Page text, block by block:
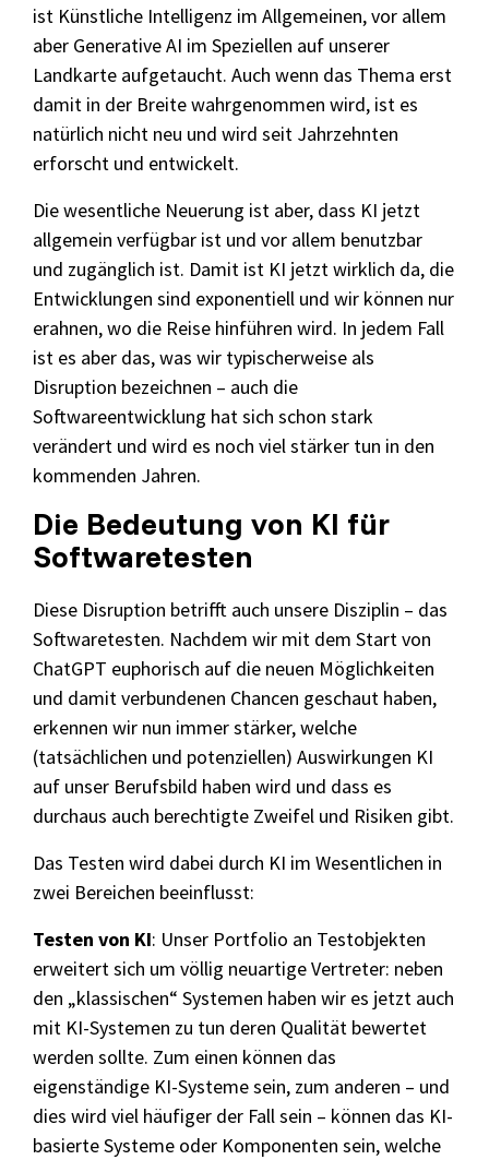
ist Künstliche Intelligenz im Allgemeinen, vor allem
aber Generative AI im Speziellen auf unserer
Landkarte aufgetaucht. Auch wenn das Thema erst
damit in der Breite wahrgenommen wird, ist es
natürlich nicht neu und wird seit Jahrzehnten
erforscht und entwickelt.
Die wesentliche Neuerung ist aber, dass KI jetzt
allgemein verfügbar ist und vor allem benutzbar
und zugänglich ist. Damit ist KI jetzt wirklich da, die
Entwicklungen sind exponentiell und wir können nur
erahnen, wo die Reise hinführen wird. In jedem Fall
ist es aber das, was wir typischerweise als
Disruption bezeichnen – auch die
Softwareentwicklung hat sich schon stark
verändert und wird es noch viel stärker tun in den
kommenden Jahren.
Die Bedeutung von KI für
Softwaretesten
Diese Disruption betrifft auch unsere Disziplin – das
Softwaretesten. Nachdem wir mit dem Start von
ChatGPT euphorisch auf die neuen Möglichkeiten
und damit verbundenen Chancen geschaut haben,
erkennen wir nun immer stärker, welche
(tatsächlichen und potenziellen) Auswirkungen KI
auf unser Berufsbild haben wird und dass es
durchaus auch berechtigte Zweifel und Risiken gibt.
Das Testen wird dabei durch KI im Wesentlichen in
zwei Bereichen beeinflusst:
Testen von KI: Unser Portfolio an Testobjekten
erweitert sich um völlig neuartige Vertreter: neben
den „klassischen“ Systemen haben wir es jetzt auch
mit KI-Systemen zu tun deren Qualität bewertet
werden sollte. Zum einen können das
eigenständige KI-Systeme sein, zum anderen – und
dies wird viel häufiger der Fall sein – können das KI-
basierte Systeme oder Komponenten sein, welche